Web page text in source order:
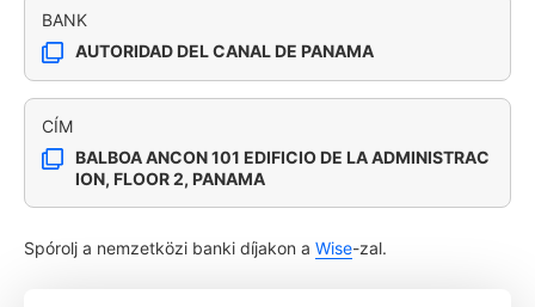
BANK
AUTORIDAD DEL CANAL DE PANAMA
CÍM
BALBOA ANCON 101 EDIFICIO DE LA ADMINISTRAC
ION, FLOOR 2, PANAMA
Spórolj a nemzetközi banki díjakon a Wise-zal.